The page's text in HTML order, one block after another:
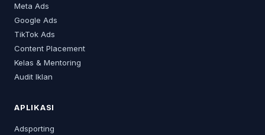
Meta Ads
Google Ads
TikTok Ads
Content Placement
Kelas & Mentoring
Audit Iklan
APLIKASI
Adsporting